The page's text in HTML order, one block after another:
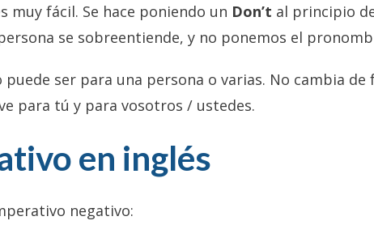
fácil. Se hace poniendo un Don’t al principio
se sobreentiende, y no ponemos el
ser para una persona o varias. No cambia de
para tú y para vosotros / ustedes.
en inglés
negativo: